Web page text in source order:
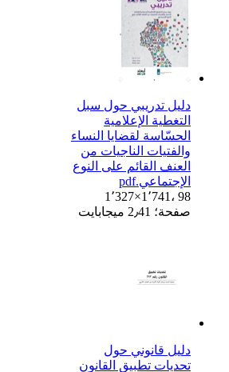
دليل تدريبي حول سبل
التغطية الإعلامية
الحسّاسة لقضايا النساء
والفتيات الناجيات من
العنف القائم على النوع
الإجتماعي.pdf
1٬327×1٬741، 98
صفحة؛ 2٫41 ميجابايت
دليل قانوني حول
تحديات تطبيق القانون